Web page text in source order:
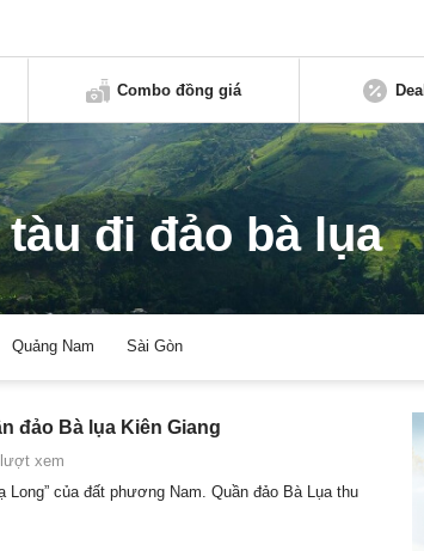
Combo đồng giá
tàu đi đảo bà lụa
Quảng Nam Sài Gòn
đảo Bà lụa Kiên Giang
xem
Long” của đất phương Nam. Quần đảo Bà Lụa thu